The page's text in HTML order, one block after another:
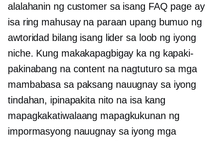
alalahanin ng customer sa isang FAQ page ay
isa ring mahusay na paraan upang bumuo ng
awtoridad bilang isang lider sa loob ng iyong
niche. Kung makakapagbigay ka ng kapaki-
pakinabang na content na nagtuturo sa mga
mambabasa sa paksang nauugnay sa iyong
tindahan, ipinapakita nito na isa kang
mapagkakatiwalaang mapagkukunan ng
impormasyong nauugnay sa iyong mga